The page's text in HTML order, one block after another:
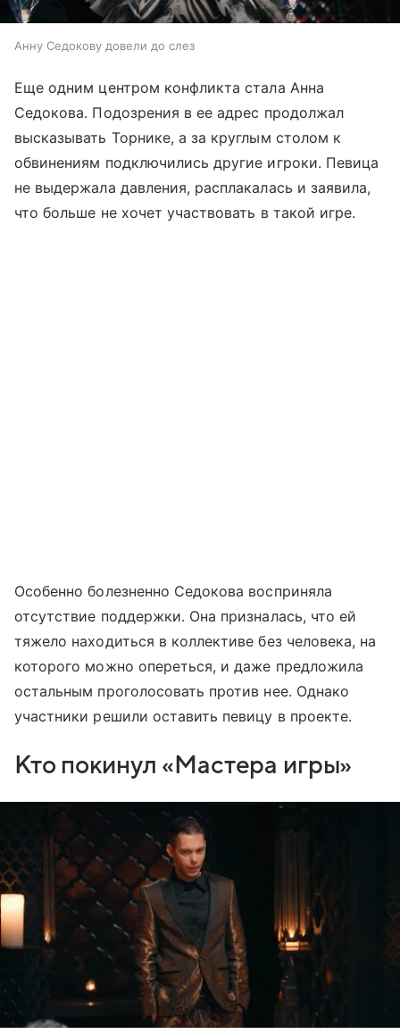
Анну Седокову довели до слез
Еще одним центром конфликта стала Анна
Седокова. Подозрения в ее адрес продолжал
высказывать Торнике, а за круглым столом к
обвинениям подключились другие игроки. Певица
не выдержала давления, расплакалась и заявила,
что больше не хочет участвовать в такой игре.
Особенно болезненно Седокова восприняла
отсутствие поддержки. Она призналась, что ей
тяжело находиться в коллективе без человека, на
которого можно опереться, и даже предложила
остальным проголосовать против нее. Однако
участники решили оставить певицу в проекте.
Кто покинул «Мастера игры»